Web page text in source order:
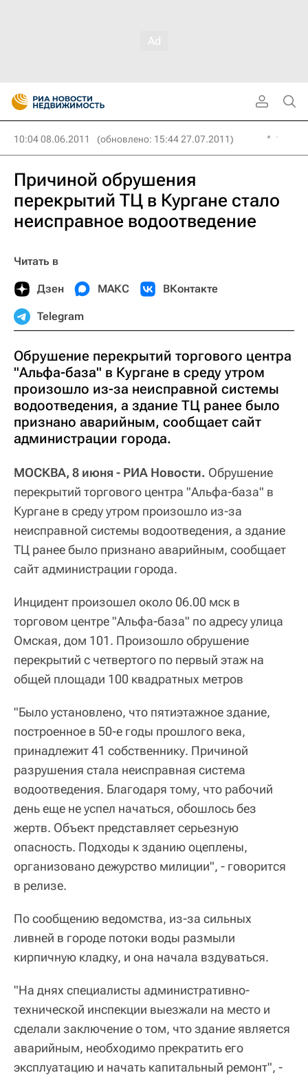
10:04 08.06.2011 (обновлено: 15:44 27.07.2011)
Причиной обрушения
перекрытий ТЦ в Кургане стало
неисправное водоотведение
Читать в
Дзен МАКС ВКонтакте
Telegram
Обрушение перекрытий торгового центра
"Альфа-база" в Кургане в среду утром
произошло из-за неисправной системы
водоотведения, а здание ТЦ ранее было
признано аварийным, сообщает сайт
администрации города.
МОСКВА, 8 июня - РИА Новости. Обрушение
перекрытий торгового центра "Альфа-база" в
Кургане в среду утром произошло из-за
неисправной системы водоотведения, а здание
ТЦ ранее было признано аварийным, сообщает
сайт администрации города.
Инцидент произошел около 06.00 мск в
торговом центре "Альфа-база" по адресу улица
Омская, дом 101. Произошло обрушение
перекрытий с четвертого по первый этаж на
общей площади 100 квадратных метров
"Было установлено, что пятиэтажное здание,
построенное в 50-е годы прошлого века,
принадлежит 41 собственнику. Причиной
разрушения стала неисправная система
водоотведения. Благодаря тому, что рабочий
день еще не успел начаться, обошлось без
жертв. Объект представляет серьезную
опасность. Подходы к зданию оцеплены,
организовано дежурство милиции", - говорится
в релизе.
По сообщению ведомства, из-за сильных
ливней в городе потоки воды размыли
кирпичную кладку, и она начала вздуваться.
"На днях специалисты административно-
технической инспекции выезжали на место и
сделали заключение о том, что здание является
аварийным, необходимо прекратить его
эксплуатацию и начать капитальный ремонт", -